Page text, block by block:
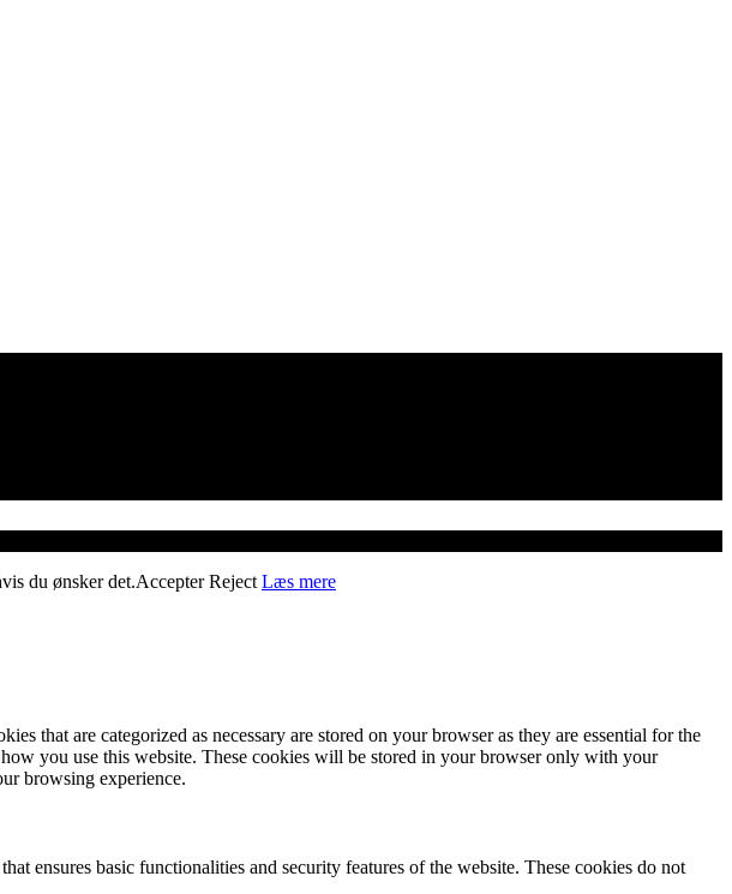
du ønsker det.Accepter Reject Læs mere
that are categorized as necessary are stored on your browser as they are essential for the
you use this website. These cookies will be stored in your browser only with your
browsing experience.
ensures basic functionalities and security features of the website. These cookies do not